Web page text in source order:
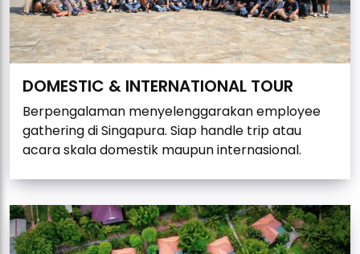
DOMESTIC & INTERNATIONAL TOUR
Berpengalaman menyelenggarakan employee
gathering di Singapura. Siap handle trip atau
acara skala domestik maupun internasional.